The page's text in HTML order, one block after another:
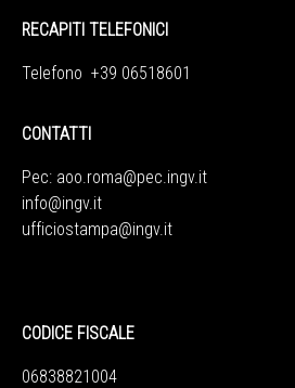
RECAPITI TELEFONICI
Telefono +39 06518601
CONTATTI
Pec: aoo.roma@pec.ingv.it
info@ingv.it
ufficiostampa@ingv.it
CODICE FISCALE
06838821004